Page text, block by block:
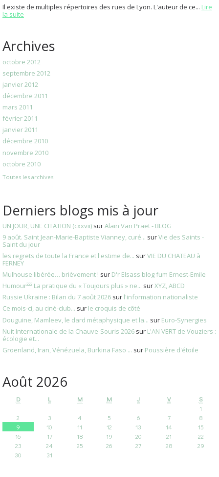
Il existe de multiples répertoires des rues de Lyon. L'auteur de ce... Lire
la suite
Archives
octobre 2012
septembre 2012
janvier 2012
décembre 2011
mars 2011
février 2011
janvier 2011
décembre 2010
novembre 2010
octobre 2010
Toutes les archives
Derniers blogs mis à jour
UN JOUR, UNE CITATION (cxxvii) surAlain Van Praet - BLOG
9 août. Saint Jean-Marie-Baptiste Vianney, curé... surVie des Saints -
Saint du jour
les regrets de toute la France et l'estime de... surVIE DU CHATEAU à
FERNEY
Mulhouse libérée… brièvement ! sur D'r Elsass blog fum Ernest-Emile
Humour²²² La pratique du « Toujours plus » ne... surXYZ, ABCD
Russie Ukraine : Bilan du 7 août 2026 sur l'information nationaliste
Ce mois-ci, au ciné-club... sur le croquis de côté
Douguine, Mamleev, le dard métaphysique et la... sur Euro-Synergies
Nuit Internationale de la Chauve-Souris 2026 sur L'AN VERT de Vouziers :
écologie et...
Groenland, Iran, Vénézuela, Burkina Faso ... sur Poussière d'étoile
Août 2026
D L M M J V
S
1
2
3 4 5 6 7
8
9
10 11 12 13 14
15
16
17 18 19 20 21
22
23
24 25 26 27 28
29
30
31